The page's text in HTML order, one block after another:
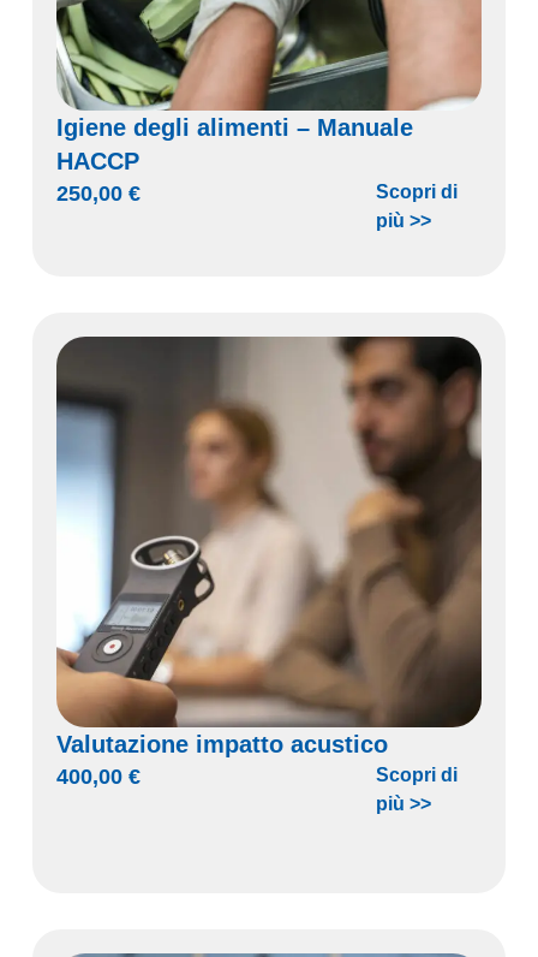
Igiene degli alimenti – Manuale
HACCP
250,00 €
Scopri di
più >>
Valutazione impatto acustico
400,00 €
Scopri di
più >>